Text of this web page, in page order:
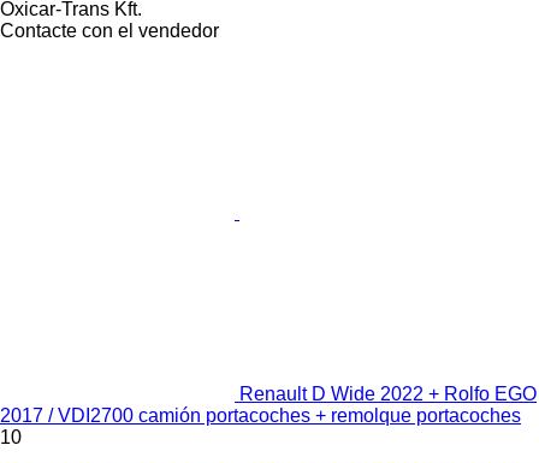
Oxicar-Trans Kft.
Contacte con el vendedor
Renault D Wide 2022 + Rolfo EGO
2017 / VDI2700 camión portacoches + remolque portacoches
10